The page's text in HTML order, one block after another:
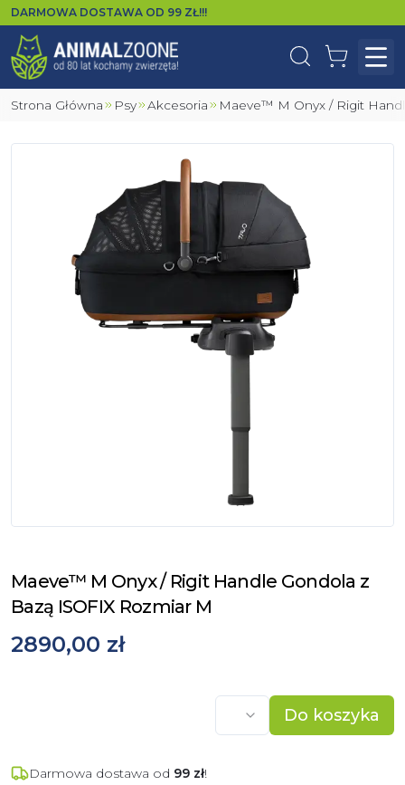
DARMOWA DOSTAWA OD 99 ZŁ!!!
WyszukajKoszyk
Strona Główna Psy Akcesoria Maeve™ M Onyx / Rigit
Maeve™ M Onyx / Rigit Handle Gondola z
Bazą ISOFIX Rozmiar M
2890,00 zł
Do koszyka
Darmowa dostawa od 99 zł!